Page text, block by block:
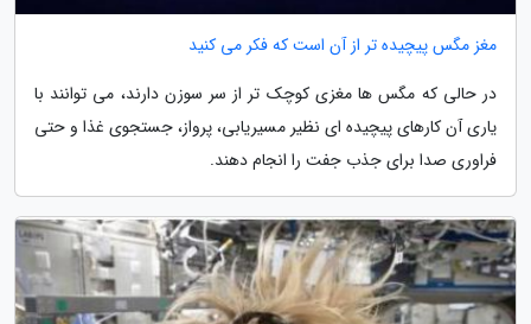
مغز مگس پیچیده تر از آن است که فکر می کنید
در حالی که مگس ها مغزی کوچک تر از سر سوزن دارند، می توانند با
یاری آن کارهای پیچیده ای نظیر مسیریابی، پرواز، جستجوی غذا و حتی
فراوری صدا برای جذب جفت را انجام دهند.